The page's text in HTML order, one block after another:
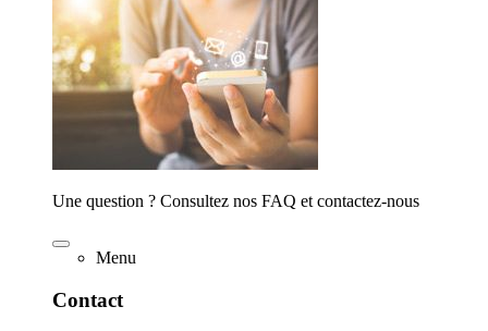
Une question ? Consultez nos FAQ et contactez-nous
Menu
Contact